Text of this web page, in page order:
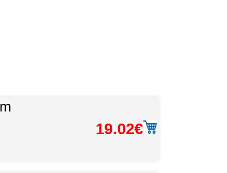
19.02€